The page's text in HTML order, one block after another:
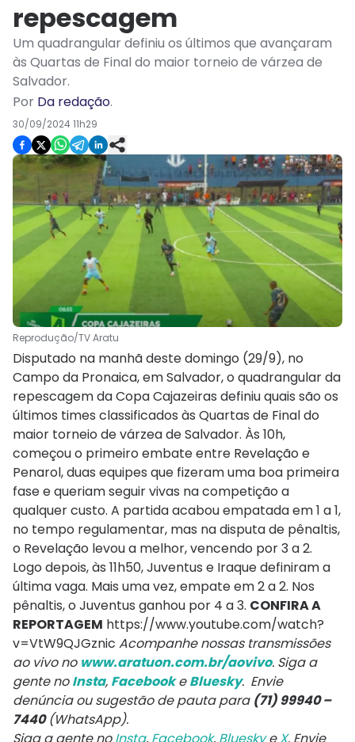
repescagem
Um quadrangular definiu os últimos que avançaram
às Quartas de Final do maior torneio de várzea de
Salvador.
Por Da redação.
30/09/2024 11h29
Reprodução/TV Aratu
Disputado na manhã deste domingo (29/9), no
Campo da Pronaica, em Salvador, o quadrangular da
repescagem da Copa Cajazeiras definiu quais são os
últimos times classificados às Quartas de Final do
maior torneio de várzea de Salvador. Às 10h,
começou o primeiro embate entre Revelação e
Penarol, duas equipes que fizeram uma boa primeira
fase e queriam seguir vivas na competição a
qualquer custo. A partida acabou empatada em 1 a 1,
no tempo regulamentar, mas na disputa de pênaltis,
o Revelação levou a melhor, vencendo por 3 a 2.
Logo depois, às 11h50, Juventus e Iraque definiram a
última vaga. Mais uma vez, empate em 2 a 2. Nos
pênaltis, o Juventus ganhou por 4 a 3. CONFIRA A
REPORTAGEM https://www.youtube.com/watch?
v=VtW9QJGznic Acompanhe nossas transmissões
ao vivo no www.aratuon.com.br/aovivo. Siga a
gente noInsta, FacebookeBluesky. Envie
denúncia ou sugestão de pauta para (71) 99940 –
7440(WhatsApp).